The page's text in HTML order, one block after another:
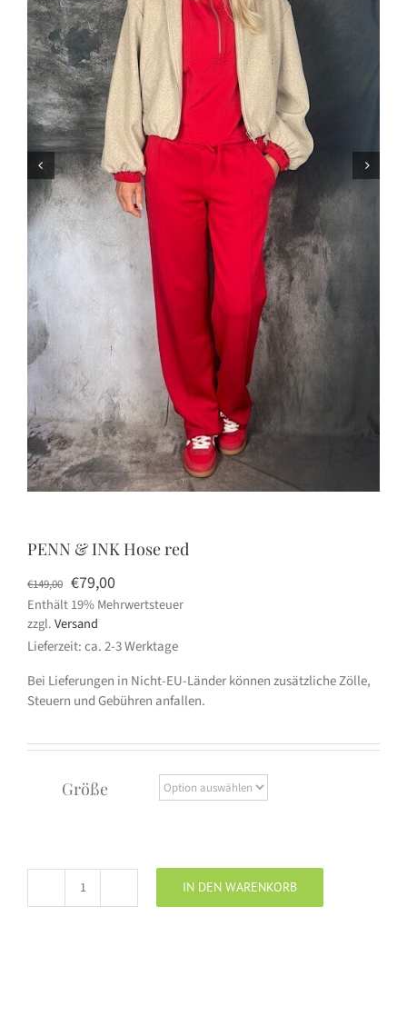
PENN & INK Hose red
€149,00 Ursprünglicher
Preis
war:
€149,00
€79,00Aktueller
Preis
€79,00.
Enthält 19% Mehrwertsteuer
zzgl.Versand
Lieferzeit: ca. 2-3 Werktage
Bei Lieferungen in Nicht-EU-Länder können zusätzliche Zölle,
Steuern und Gebühren anfallen.
Größe
PENN
IN DEN WARENKORB